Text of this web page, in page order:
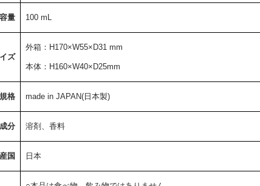
容量 100 mL
ズ
外箱：H170×W55×D31 mm
本体：H160×W40×D25mm
規格 made in JAPAN(日本製)
分 溶剤、香料
国 日本